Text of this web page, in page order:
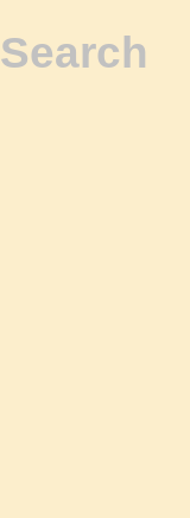
Search